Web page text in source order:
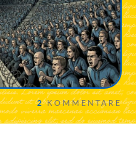
2KOMMENTARE